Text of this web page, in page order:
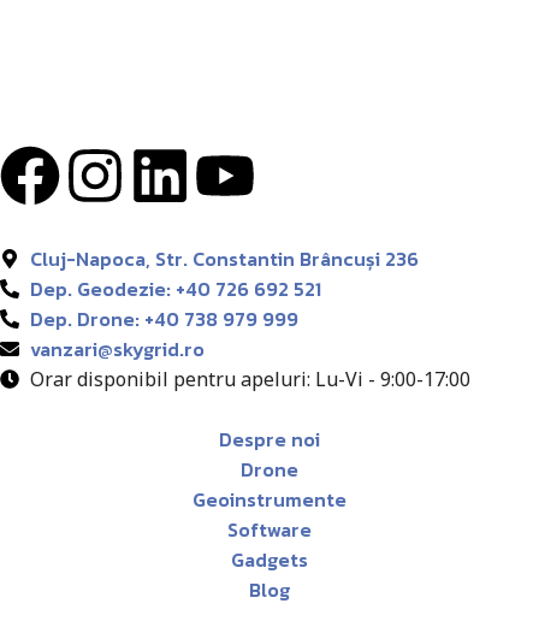
Cluj-Napoca, Str. Constantin Brâncuși 236
Dep. Geodezie: +40 726 692 521
Dep. Drone: +40 738 979 999
vanzari@skygrid.ro
Orar disponibil pentru apeluri: Lu-Vi - 9:00-17:00
Despre noi
Drone
Geoinstrumente
Software
Gadgets
Blog